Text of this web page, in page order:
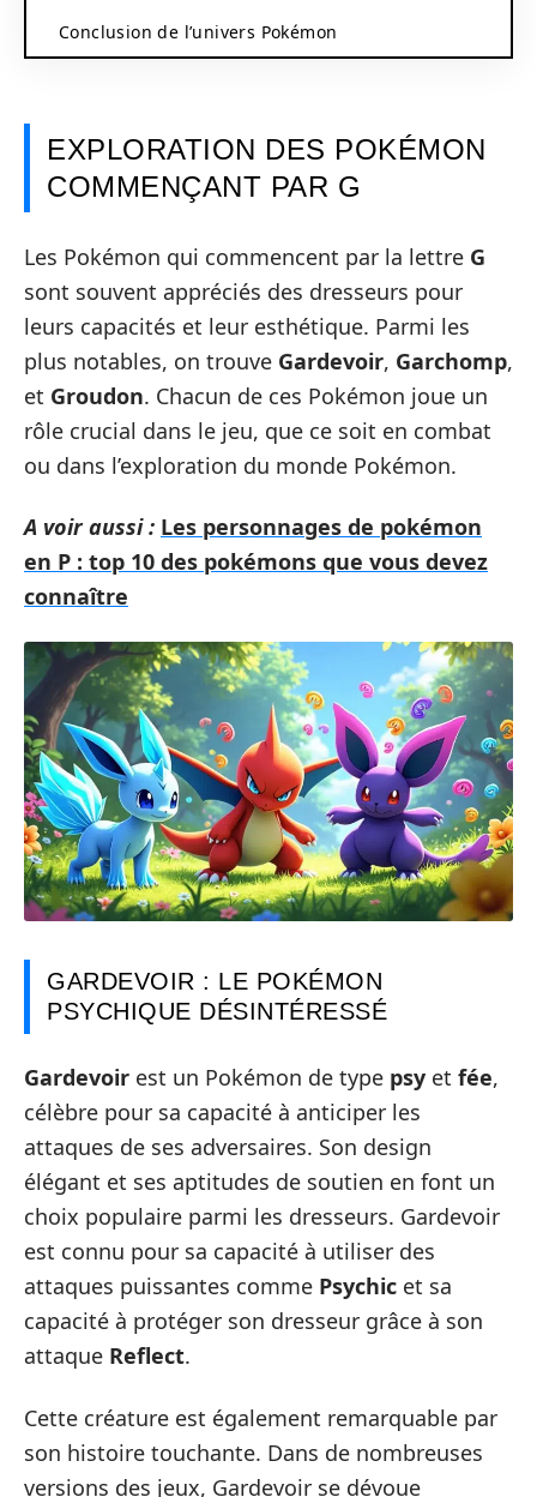
Conclusion de l’univers Pokémon
EXPLORATION DES POKÉMON
COMMENÇANT PAR G
Les Pokémon qui commencent par la lettre G
sont souvent appréciés des dresseurs pour
leurs capacités et leur esthétique. Parmi les
plus notables, on trouve Gardevoir, Garchomp,
et Groudon. Chacun de ces Pokémon joue un
rôle crucial dans le jeu, que ce soit en combat
ou dans l’exploration du monde Pokémon.
A voir aussi : Les personnages de pokémon
en P : top 10 des pokémons que vous devez
connaître
GARDEVOIR : LE POKÉMON
PSYCHIQUE DÉSINTÉRESSÉ
Gardevoir est un Pokémon de type psy et fée,
célèbre pour sa capacité à anticiper les
attaques de ses adversaires. Son design
élégant et ses aptitudes de soutien en font un
choix populaire parmi les dresseurs. Gardevoir
est connu pour sa capacité à utiliser des
attaques puissantes comme Psychic et sa
capacité à protéger son dresseur grâce à son
attaque Reflect.
Cette créature est également remarquable par
son histoire touchante. Dans de nombreuses
versions des jeux, Gardevoir se dévoue